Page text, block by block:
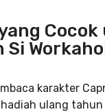
Si
karakter
ulang tahun